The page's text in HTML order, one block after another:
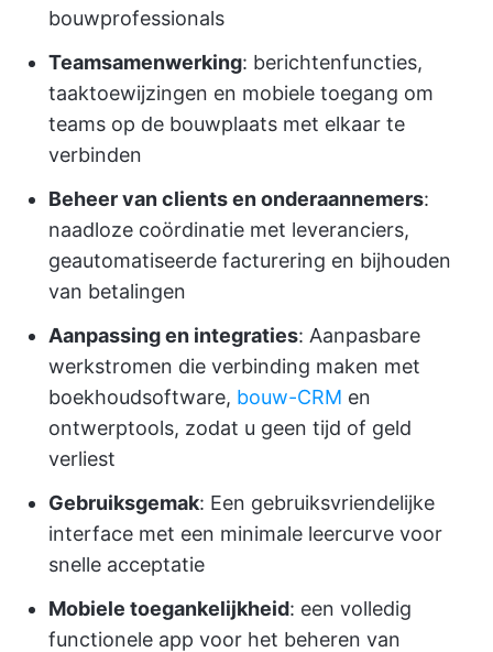
bouwprofessionals
Teamsamenwerking: berichtenfuncties,
taaktoewijzingen en mobiele toegang om
teams op de bouwplaats met elkaar te
verbinden
Beheer van clients en onderaannemers:
naadloze coördinatie met leveranciers,
geautomatiseerde facturering en bijhouden
van betalingen
Aanpassing en integraties: Aanpasbare
werkstromen die verbinding maken met
boekhoudsoftware, bouw-CRM en
ontwerptools, zodat u geen tijd of geld
verliest
Gebruiksgemak: Een gebruiksvriendelijke
interface met een minimale leercurve voor
snelle acceptatie
Mobiele toegankelijkheid: een volledig
functionele app voor het beheren van